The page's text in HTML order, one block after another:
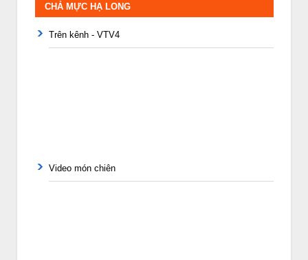
CHẢ MỰC HẠ LONG
Trên kênh - VTV4
Video món chiên